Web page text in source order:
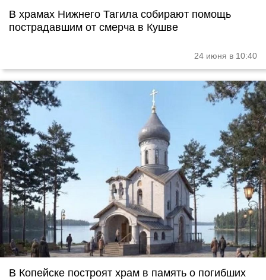
В храмах Нижнего Тагила собирают помощь
пострадавшим от смерча в Кушве
24 июня в 10:40
В Копейске построят храм в память о погибших